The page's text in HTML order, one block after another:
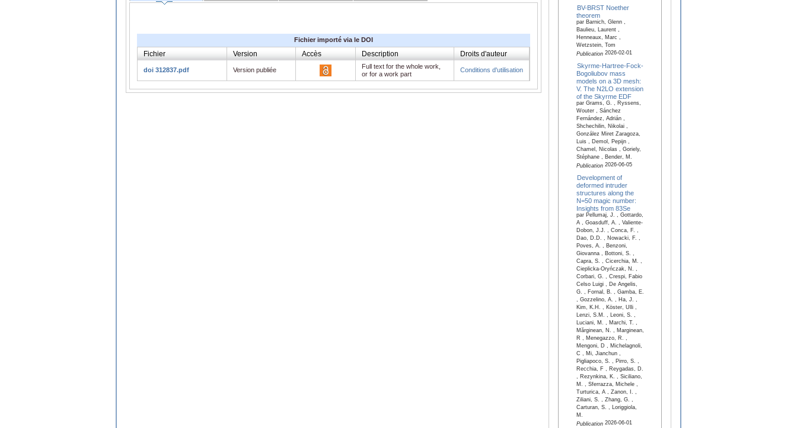
Fichier importé via le DOI
Fichier Version Accès Description Droits d'auteur
doi 312837.pdf Version publiée
Full text for the whole work,
or for a work part
Conditions d'utilisation
BV-BRST Noether
theorem
par Barnich, Glenn ,
Baulieu, Laurent ,
Henneaux, Marc ,
Wetzstein, Tom
Publication2026-02-01
Skyrme-Hartree-Fock-
Bogoliubov mass
models on a 3D mesh:
V. The N2LO extension
of the Skyrme EDF
par Grams, G. , Ryssens,
Wouter , Sánchez
Fernández, Adrián ,
Shchechilin, Nikolai ,
González Miret Zaragoza,
Luis , Demol, Pepijn ,
Chamel, Nicolas , Goriely,
Stéphane , Bender, M.
Publication2026-06-05
Development of
deformed intruder
structures along the
N=50 magic number:
Insights from 83Se
par Pellumaj, J. , Gottardo,
A , Goasduff, A. , Valiente-
Dobon, J.J. , Conca, F. ,
Dao, D.D. , Nowacki, F. ,
Poves, A. , Benzoni,
Giovanna , Bottoni, S. ,
Capra, S. , Cicerchia, M. ,
Cieplicka-Oryńczak, N. ,
Corbari, G. , Crespi, Fabio
Celso Luigi , De Angelis,
G. , Fornal, B. , Gamba, E.
, Gozzelino, A. , Ha, J. ,
Kim, K.H. , Köster, Ulli ,
Lenzi, S.M. , Leoni, S. ,
Luciani, M. , Marchi, T. ,
Mărginean, N. , Marginean,
R , Menegazzo, R. ,
Mengoni, D , Michelagnoli,
C , Mi, Jianchun ,
Pigliapoco, S. , Pirro, S. ,
Recchia, F , Reygadas, D.
, Rezynkina, K. , Siciliano,
M. , Sferrazza, Michele ,
Turturica, A , Zanon, I. ,
Ziliani, S. , Zhang, G. ,
Carturan, S. , Loriggiola,
M.
Publication2026-06-01